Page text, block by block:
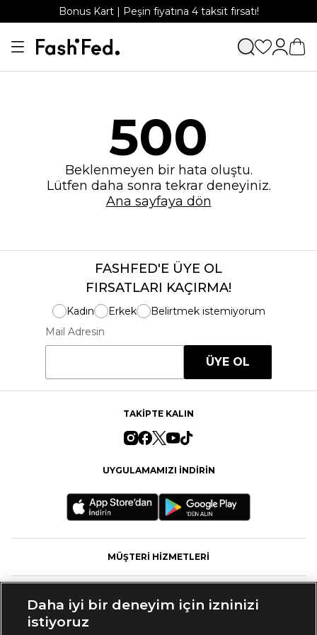
Bonus Kart | Peşin fiyatına 4 taksit fırsatı!
500
Beklenmeyen bir hata oluştu.
Lütfen daha sonra tekrar deneyiniz.
Ana sayfaya dön
FASHFED'E ÜYE OL
FIRSATLARI KAÇIRMA!
Kadın Erkek
Belirtmek istemiyorum
Mail Adresin
ÜYE OL
TAKİPTE KALIN
UYGULAMAMIZI İNDİRİN
MÜŞTERİ HİZMETLERİ
Daha iyi bir deneyim için izninizi
istiyoruz